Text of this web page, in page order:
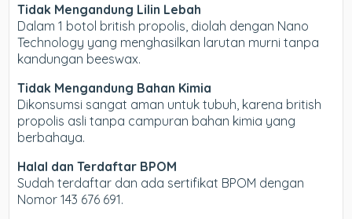
Tidak Mengandung Lilin Lebah
Dalam 1 botol british propolis, diolah dengan Nano
Technology yang menghasilkan larutan murni tanpa
kandungan beeswax.
Tidak Mengandung Bahan Kimia
Dikonsumsi sangat aman untuk tubuh, karena british
propolis asli tanpa campuran bahan kimia yang
berbahaya.
Halal dan Terdaftar BPOM
Sudah terdaftar dan ada sertifikat BPOM dengan
Nomor 143 676 691.